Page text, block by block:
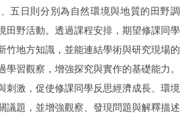
五日則分別為自然環境與地質的田野調
田野活動。透過課程安排，期望修課同學
竹地方知識，並能連結學術與研究現場的
學習觀察，增強探究與實作的基礎能力。
刺激，促使修課同學反思經濟成長、環境
議題，並增強觀察、發現問題與解釋描述